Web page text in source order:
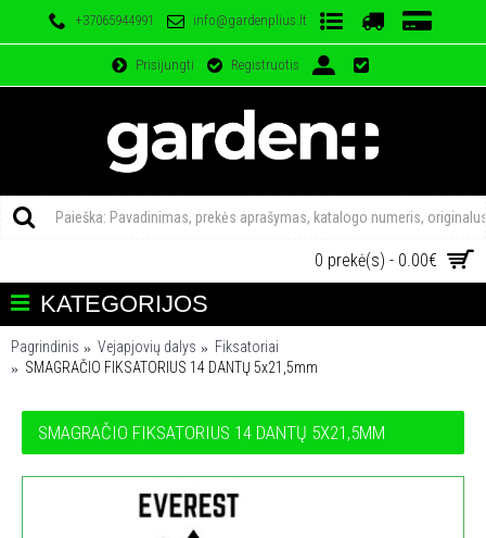
+37065944991 info@gardenplius.lt
Prisijungti Registruotis
0 prekė(s) - 0.00€
KATEGORIJOS
Pagrindinis Vejapjovių dalys
Fiksatoriai
SMAGRAČIO FIKSATORIUS 14 DANTŲ 5x21,5mm
SMAGRAČIO FIKSATORIUS 14 DANTŲ 5X21,5MM